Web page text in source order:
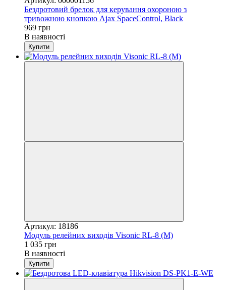
Бездротовий брелок для керування охороною з
тривожною кнопкою Ajax SpaceControl, Black
969 грн
В наявності
Купити
Артикул: 18186
Модуль релейних виходів Visonic RL-8 (M)
1 035 грн
В наявності
Купити